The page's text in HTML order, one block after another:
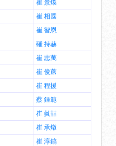
崔 景煥
崔 相國
崔 智恩
磪 持赫
崔 志萬
崔 俊蓆
崔 程援
蔡 鍾範
崔 眞喆
崔 承燉
崔 淳鎬